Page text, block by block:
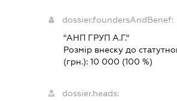
dossier.foundersAndBenef:
"АНП ГРУП А.Г."
Розмір внеску до
(грн.): 10 000 (100 %)
dossier.heads: